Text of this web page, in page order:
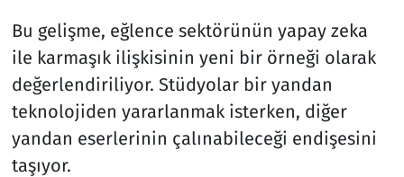
Bu gelişme, eğlence sektörünün yapay zeka
ile karmaşık ilişkisinin yeni bir örneği olarak
değerlendiriliyor. Stüdyolar bir yandan
teknolojiden yararlanmak isterken, diğer
yandan eserlerinin çalınabileceği endişesini
taşıyor.